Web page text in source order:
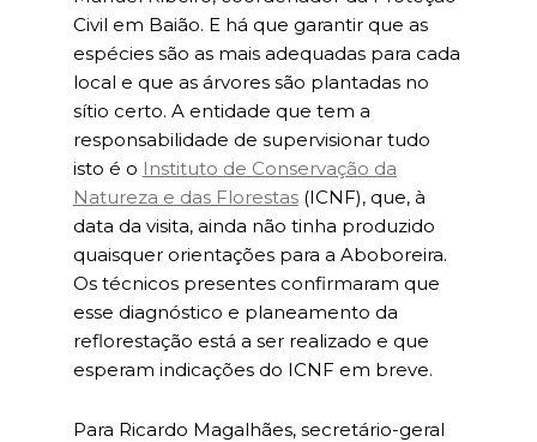
Civil em Baião. E há que garantir que as
espécies são as mais adequadas para cada
local e que as árvores são plantadas no
sítio certo. A entidade que tem a
responsabilidade de supervisionar tudo
isto é o Instituto de Conservação da
Natureza e das Florestas(ICNF), que, à
data da visita, ainda não tinha produzido
quaisquer orientações para a Aboboreira.
Os técnicos presentes confirmaram que
esse diagnóstico e planeamento da
reflorestação está a ser realizado e que
esperam indicações do ICNF em breve.
Para Ricardo Magalhães, secretário-geral